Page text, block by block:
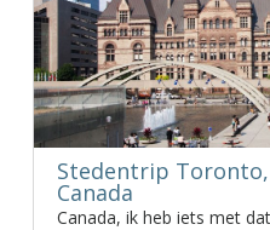
Stedentrip
Canada
Canada, ik heb iets met